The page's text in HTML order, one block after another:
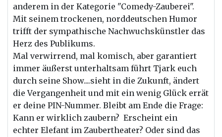
anderem in der Kategorie "Comedy-Zauberei".
Mit seinem trockenen, norddeutschen Humor
trifft der sympathische Nachwuchskünstler das
Herz des Publikums.
Mal verwirrend, mal komisch, aber garantiert
immer äußerst unterhaltsam führt Tjark euch
durch seine Show....sieht in die Zukunft, ändert
die Vergangenheit und mit ein wenig Glück errät
er deine PIN-Nummer. Bleibt am Ende die Frage:
Kann er wirklich zaubern? Erscheint ein
echter Elefant im Zaubertheater? Oder sind das